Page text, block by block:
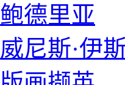
鲍德里亚
威尼斯·伊